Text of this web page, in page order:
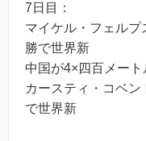
7日目：
マイケル・フェル
勝で世界新
中国が4×四百メー
カースティ・コベ
で世界新